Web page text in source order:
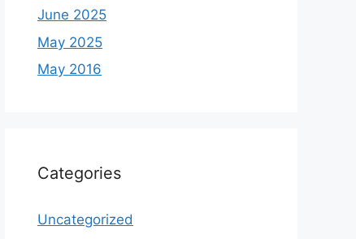
June 2025
May 2025
May 2016
Categories
Uncategorized